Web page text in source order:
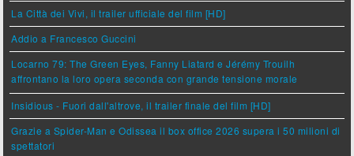
La Città dei Vivi, il trailer ufficiale del film [HD]
Addio a Francesco Guccini
Locarno 79: The Green Eyes, Fanny Liatard e Jérémy Trouilh
affrontano la loro opera seconda con grande tensione morale
Insidious - Fuori dall'altrove, il trailer finale del film [HD]
Grazie a Spider-Man e Odissea il box office 2026 supera i 50 milioni di
spettatori